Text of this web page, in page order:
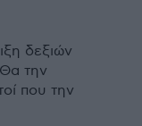
δεξιών
την
που την